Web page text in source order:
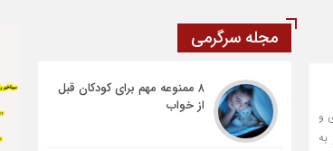
و
مجله سرگرمی
۸ ممنوعه مهم برای کودکان قبل
از خواب